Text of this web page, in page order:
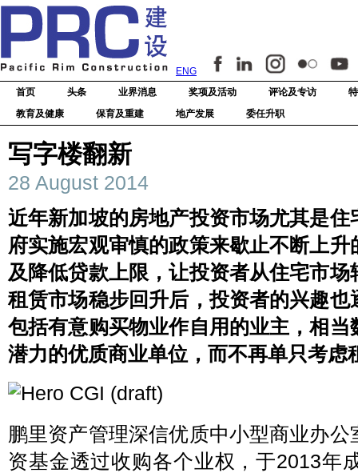
ENG
首页
头条 业界消息 奖项及活动 评论及专访
教育及健康
保育及重建 地产发展 委任升职
写字楼翻新
28 August 2014
近年新加坡的房地产投资市场尤其是
府实施宏观审慎的政策来歇止不断上
及降低贷款上限，让投资者从住宅市
租赁市场稳步回升后，投资者的兴趣
包括有意购买物业作自用的业主，相
潜力的优质商业单位，而不再单只考虑
鹏里资产管理深信优质中小型商业办
资基金透过收购各个业权，于2013年